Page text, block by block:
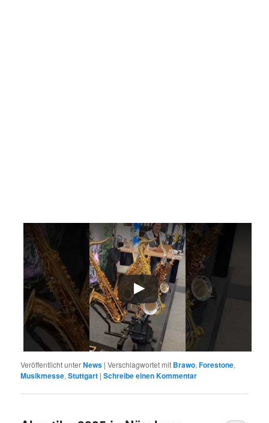
Veröffentlicht unterNews |Verschlagwortet mit Brawo,Forestone,
Musikmesse,Stuttgart |Schreibe einen Kommentar